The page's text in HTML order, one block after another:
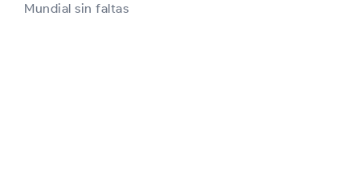
Mundial sin faltas